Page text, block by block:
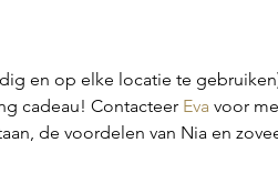
en op elke locatie te
cadeau! Contacteer Eva voor
de voordelen van Nia en